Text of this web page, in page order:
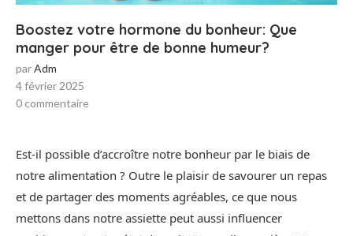
Boostez votre hormone du bonheur: Que
manger pour être de bonne humeur?
parAdm
4 février 2025
0 commentaire
Est-il possible d’accroître notre bonheur par le biais de
notre alimentation ? Outre le plaisir de savourer un repas
et de partager des moments agréables, ce que nous
mettons dans notre assiette peut aussi influencer